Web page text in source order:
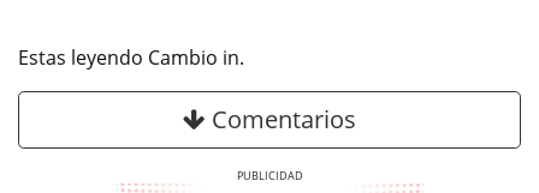
Estas leyendo Cambio in.
Comentarios